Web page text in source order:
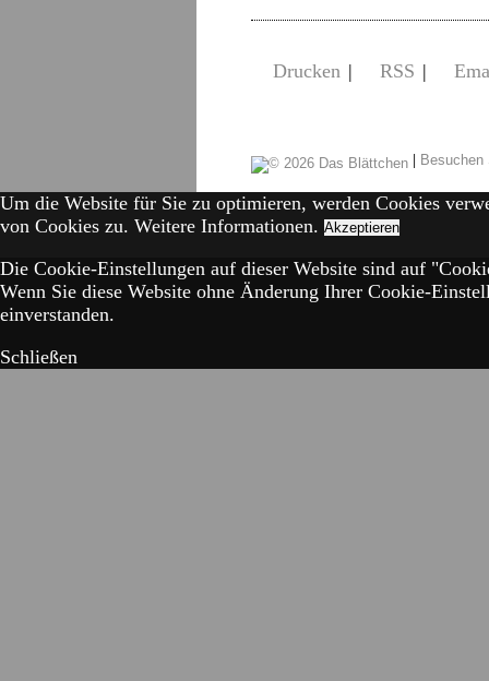
Drucken | RSS |
|
Um die Website für Sie zu optimieren, werden Cookies
von Cookies zu. Weitere Informationen. Akzeptieren
Die Cookie-Einstellungen auf dieser Website sind auf
Wenn Sie diese Website ohne Änderung Ihrer Cookie-
einverstanden.
Schließen